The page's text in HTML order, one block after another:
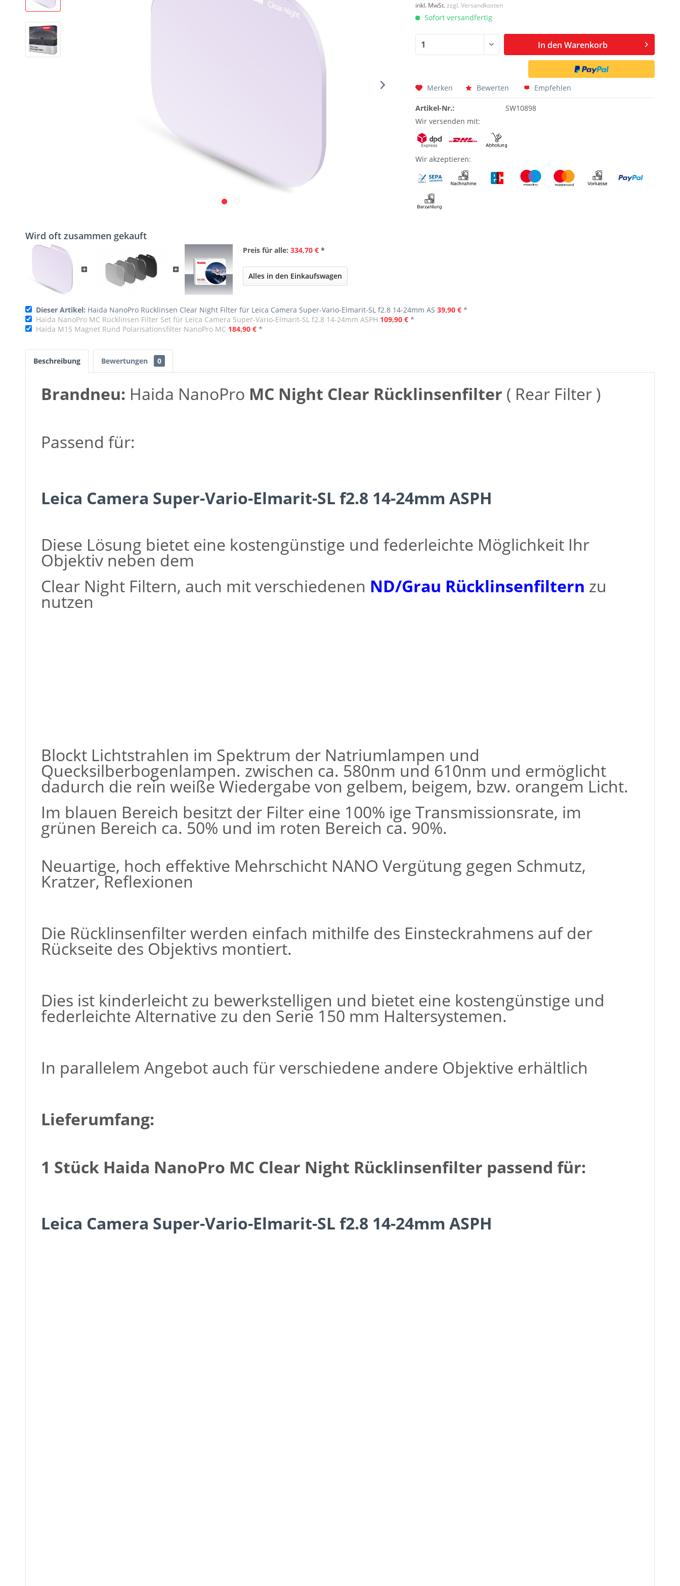
inkl. MwSt.zzgl. Versandkosten
Sofort versandfertig
In den Warenkorb
Merken Bewerten Empfehlen
Artikel-Nr.:
SW10898
Wir versenden mit:
Wir akzeptieren:
Wird oft zusammen gekauft
Preis für alle:334,70 € *
Alles in den Einkaufswagen
Dieser Artikel: Haida NanoPro Rücklinsen Clear Night Filter für Leica Camera Super-Vario-Elmarit-SL f2.8 14-24mm AS 39,90 € *
Haida NanoPro MC Rücklinsen Filter Set für Leica Camera Super-Vario-Elmarit-SL f2.8 14-24mm ASPH 109,90 € *
Haida M15 Magnet Rund Polarisationsfilter NanoPro MC 184,90 € *
Beschreibung Bewertungen 0
Brandneu: Haida NanoPro MC Night Clear Rücklinsenfilter ( Rear Filter )
Passend für:
Leica Camera Super-Vario-Elmarit-SL f2.8 14-24mm ASPH
Diese Lösung bietet eine kostengünstige und federleichte Möglichkeit Ihr
Objektiv neben dem
Clear Night Filtern, auch mit verschiedenen ND/Grau Rücklinsenfiltern zu
nutzen
Blockt Lichtstrahlen im Spektrum der Natriumlampen und
Quecksilberbogenlampen. zwischen ca. 580nm und 610nm und ermöglicht
dadurch die rein weiße Wiedergabe von gelbem, beigem, bzw. orangem Licht.
Im blauen Bereich besitzt der Filter eine 100% ige Transmissionsrate, im
grünen Bereich ca. 50% und im roten Bereich ca. 90%.
Neuartige, hoch effektive Mehrschicht NANO Vergütung gegen Schmutz,
Kratzer, Reflexionen
Die Rücklinsenfilter werden einfach mithilfe des Einsteckrahmens auf der
Rückseite des Objektivs montiert.
Dies ist kinderleicht zu bewerkstelligen und bietet eine kostengünstige und
federleichte Alternative zu den Serie 150 mm Haltersystemen.
In parallelem Angebot auch für verschiedene andere Objektive erhältlich
Lieferumfang:
1 Stück Haida NanoPro MC Clear Night Rücklinsenfilter passend für:
Leica Camera Super-Vario-Elmarit-SL f2.8 14-24mm ASPH